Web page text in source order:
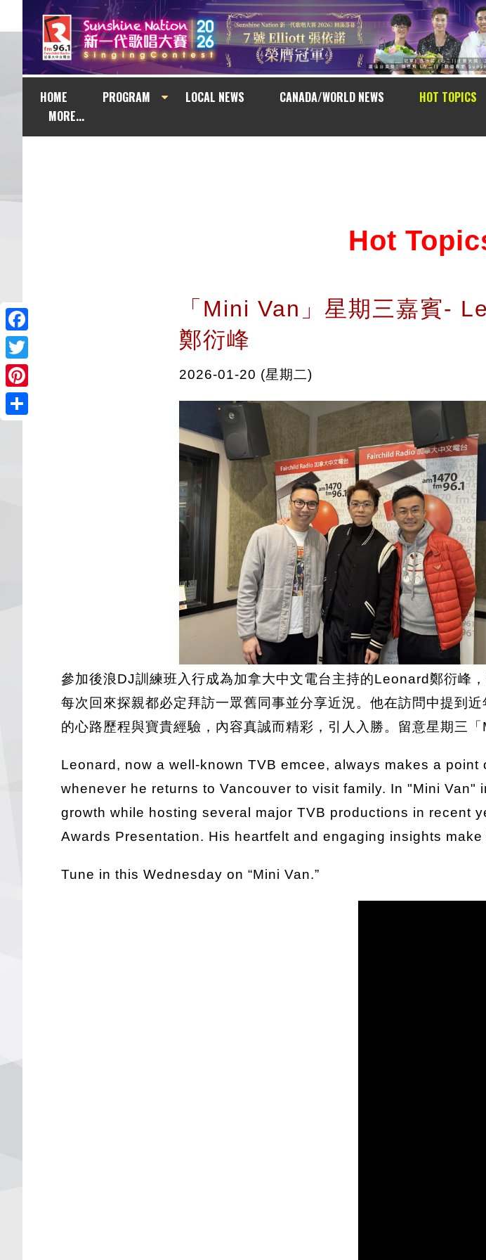
HOME PROGRAM LOCAL NEWS CANADA/WORLD NEWS HOT TOPICS
MORE...
Facebook
Twitter
Pinterest
Hot
「Mini Van」星期三嘉賓-
鄭衍峰
2026-01-20 (星期二)
參加後浪DJ訓練班入行成為加拿大中文電台主持的Leonard鄭衍峰
每次回來探親都必定拜訪一眾舊同事並分享近況。他在訪問中提到
的心路歷程與寶貴經驗，內容真誠而精彩，引人入勝。留意星期三「
Leonard, now a well-known TVB emcee, always makes a
whenever he returns to Vancouver to visit family. In "Mini
growth while hosting several major TVB productions in recent
Awards Presentation. His heartfelt and engaging insights
Tune in this Wednesday on “Mini Van.”